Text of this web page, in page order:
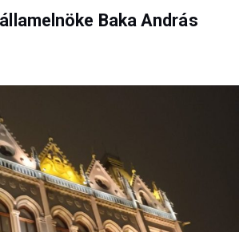
Baka András